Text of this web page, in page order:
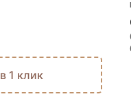
в 1 клик